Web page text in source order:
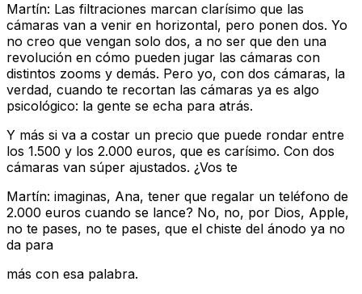
Martín: Las filtraciones marcan clarísimo que las
cámaras van a venir en horizontal, pero ponen dos. Yo
no creo que vengan solo dos, a no ser que den una
revolución en cómo pueden jugar las cámaras con
distintos zooms y demás. Pero yo, con dos cámaras, la
verdad, cuando te recortan las cámaras ya es algo
psicológico: la gente se echa para atrás.
Y más si va a costar un precio que puede rondar entre
los 1.500 y los 2.000 euros, que es carísimo. Con dos
cámaras van súper ajustados. ¿Vos te
Martín: imaginas, Ana, tener que regalar un teléfono de
2.000 euros cuando se lance? No, no, por Dios, Apple,
no te pases, no te pases, que el chiste del ánodo ya no
da para
más con esa palabra.